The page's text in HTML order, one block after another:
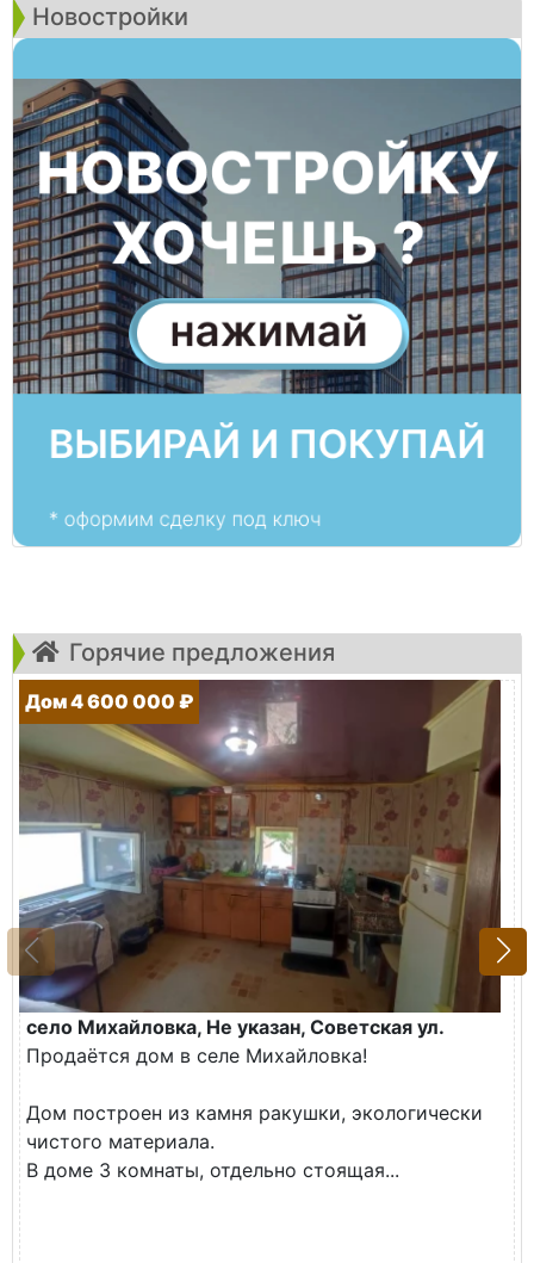
Новостройки
Горячие предложения
Дом 4 600 000 ₽
село Михайловка, Не указан, Советская ул.
Продаётся дом в селе Михайловка!
Дом построен из камня ракушки, экологически
чистого материала.
В доме 3 комнаты, отдельно стоящая...